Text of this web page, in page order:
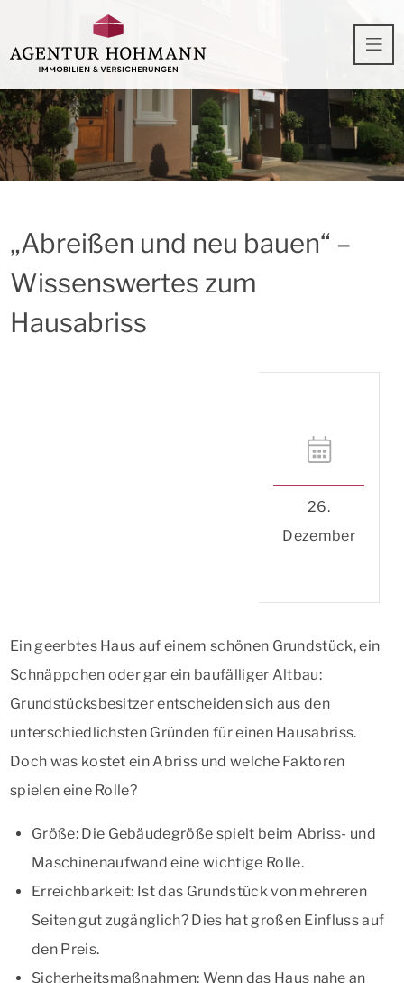
„Abreißen und neu bauen“ –
Wissenswertes zum
Hausabriss
26.
Dezember
Ein geerbtes Haus auf einem schönen Grundstück, ein
Schnäppchen oder gar ein baufälliger Altbau:
Grundstücksbesitzer entscheiden sich aus den
unterschiedlichsten Gründen für einen Hausabriss.
Doch was kostet ein Abriss und welche Faktoren
spielen eine Rolle?
Größe: Die Gebäudegröße spielt beim Abriss- und
Maschinenaufwand eine wichtige Rolle.
Erreichbarkeit: Ist das Grundstück von mehreren
Seiten gut zugänglich? Dies hat großen Einfluss auf
den Preis.
Sicherheitsmaßnahmen: Wenn das Haus nahe an